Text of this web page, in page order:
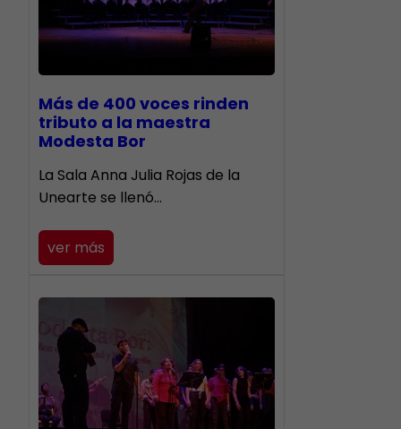
Más de 400 voces rinden
tributo a la maestra
Modesta Bor
​La Sala Anna Julia Rojas de la
Unearte se llenó…
ver más